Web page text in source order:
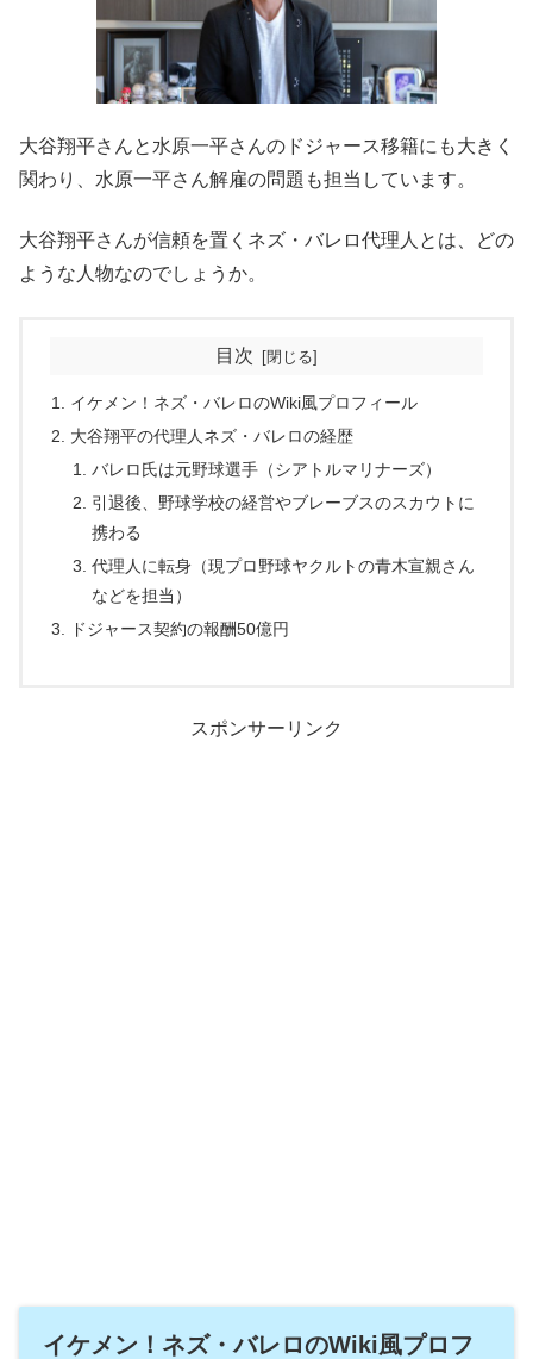
大谷翔平さんと水原一平さんのドジャース移籍にも大きく
関わり、水原一平さん解雇の問題も担当しています。
大谷翔平さんが信頼を置くネズ・バレロ代理人とは、どの
ような人物なのでしょうか。
目次
イケメン！ネズ・バレロのWiki風プロフィール
大谷翔平の代理人ネズ・バレロの経歴
バレロ氏は元野球選手（シアトルマリナーズ）
引退後、野球学校の経営やブレーブスのスカウトに
携わる
代理人に転身（現プロ野球ヤクルトの青木宣親さん
などを担当）
ドジャース契約の報酬50億円
スポンサーリンク
イケメン！ネズ・バレロのWiki風プロフ